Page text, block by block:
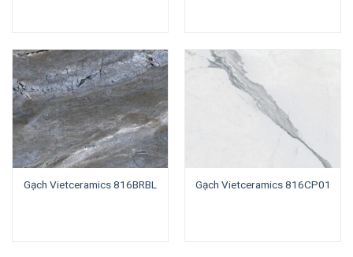
Gạch Vietceramics 816BRBL Gạch Vietceramics 816CP01